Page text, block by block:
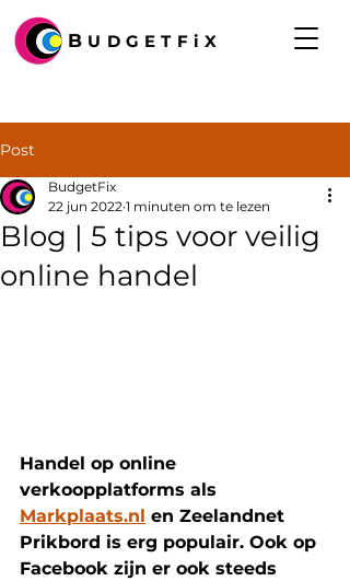
B UDGETFiX
Post
Blog | 5 tips voor veilig
online handel
BudgetFix
22 jun 2022 1 minuten om te lezen
Handel op online
verkoopplatforms als
Markplaats.nl en Zeelandnet
Prikbord is erg populair. Ook op
Facebook zijn er ook steeds